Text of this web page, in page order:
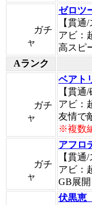
ガチ
ャ
ゼロツ
【貫通
アビ：
高スピ
Aランク
ガチ
ャ
ベアト
【貫通
アビ：
友情で
※複数
ガチ
ャ
アフロ
【貫通
アビ：
GB展開
伏黒恵